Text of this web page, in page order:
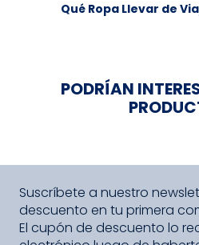
Qué Ropa Llevar de
PODRÍAN
Suscríbete a nuestro
descuento en tu primera
El cupón de descuento lo